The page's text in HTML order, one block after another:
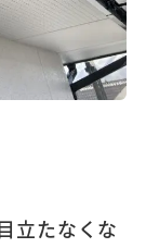
立たなくな